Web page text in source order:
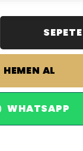
HEMEN AL
WHATSAPP